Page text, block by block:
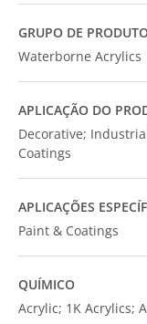
GRUPO DE
Waterborne Acrylics
APLICAÇÃO DO
Decorative;
Coatings
APLICAÇÕES
Paint & Coatings
QUÍMICO
Acrylic; 1K Acrylics;